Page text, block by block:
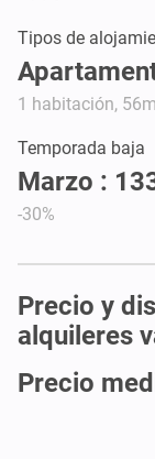
Tipos de
1 habitación,
Temporada baja
Marzo :
-30%
Precio y
alquileres
Precio